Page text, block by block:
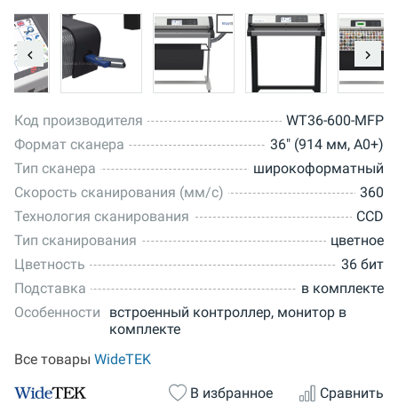
Код производителя
WT36-600-MFP
Формат сканера
36" (914 мм, A0+)
Тип сканера
широкоформатный
Скорость сканирования (мм/с)
360
Технология сканирования
CCD
Тип сканирования
цветное
Цветность
36 бит
Подставка
в комплекте
Особенности
встроенный контроллер, монитор в
комплекте
Все товары WideTEK
В избранное
Сравнить